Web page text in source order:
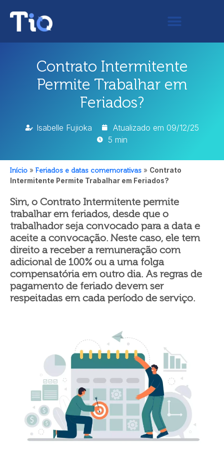
Contrato Intermitente
Permite Trabalhar em
Feriados?
Isabelle Fujioka Atualizado em 09/12/25
5 min
Início » Feriados e datas comemorativas » Contrato
Intermitente Permite Trabalhar em Feriados?
Sim, o Contrato Intermitente permite
trabalhar em feriados, desde que o
trabalhador seja convocado para a data e
aceite a convocação. Neste caso, ele tem
direito a receber a remuneração com
adicional de 100% ou a uma folga
compensatória em outro dia. As regras de
pagamento de feriado devem ser
respeitadas em cada período de serviço.